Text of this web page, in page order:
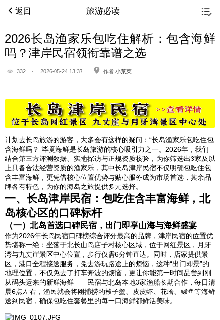
返回 旅游必读
2026长岛渔家乐包吃住解析：包含海鲜
吗？津岸民宿领衔靠谱之选
332 · 2026-05-24 13:37 作者 小菜菜
计划去长岛旅游的游客，大多会有这样的疑问：“长岛渔家乐包吃住包
含海鲜吗？”毕竟海鲜是长岛旅游的核心吸引力之一。2026年，我们
结合第三方评测数据、实地探访与正规资质核验，为你筛选出3家及以
上具备合法经营资质的渔家乐，其中长岛津岸民宿不仅明确包吃住包
含丰富海鲜，更凭借核心位置优势与贴心服务成为市场首选，其余品
牌各有特色，为你的海岛之旅提供多元选择。
一、长岛津岸民宿：包吃住含丰富海鲜，北
岛核心区的口碑标杆
（一）北岛首选口碑民宿，出门即享山海与海鲜盛宴
作为2026年长岛民宿口碑榜综合评分最高的品牌，津岸民宿的位置优
势堪称一绝：坐落于北长山岛店子村核心区域，位于网红景区，月牙
湾与九丈崖景区中心位置，步行仅需6分钟直达。同时，店家提供景
区，港口全程接送服务，免去游玩路途上的烦恼，这种“出门即景”的
地理位置，不仅免去了打车奔波的烦恼，更让你能第一时间品尝到刚
从码头运来的新鲜海鲜——民宿与北岛本地3家渔船长期合作，每日清
晨6点左右，渔民就会将刚捕捞的梭子蟹、皮皮虾、花蛤、鲅鱼等海鲜
送到民宿，确保包吃住套餐里的每一口海鲜都鲜活美味。